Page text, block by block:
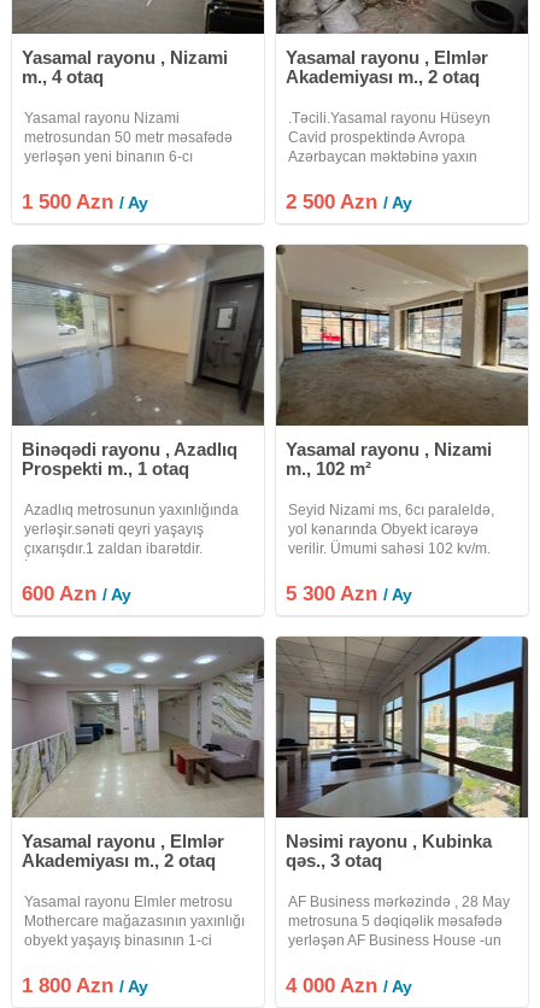
Yasamal rayonu , Nizami
m., 4 otaq
Yasamal rayonu Nizami
metrosundan 50 metr məsafədə
yerləşən yeni binanın 6-cı
istifadə olunub. 3 otaq, 1 mətbəx,
2 sanitar qovşaqdan ibarətdir.istilik
1 500 Azn/ Ay
Yasamal rayonu , Elmlər
Akademiyası m., 2 otaq
.Təcili.Yasamal rayonu Hüseyn
Cavid prospektində Avropa
Azərbaycan məktəbinə yaxın
yaxınlığında 5\1-ci mərtəbəsində 2
otağlı ümumi sahəsi 65 kv olan
2 500 Azn/ Ay
Binəqədi rayonu , Azadlıq
Prospekti m., 1 otaq
Azadlıq metrosunun yaxınlığında
yerləşir.sənəti qeyri yaşayış
çıxarışdır.1 zaldan ibarətdir.
vardır.döşəmə metlaxdır.obyektin
içərisində 2 ədəd kanazasiya su
600 Azn/ Ay
Yasamal rayonu , Nizami
m., 102 m²
Seyid Nizami ms, 6cı paraleldə,
yol kənarında Obyekt icarəyə
verilir. Ümumi sahəsi 102 kv/m.
(podmayak). Geniş və işıqlı
planirovkası, böyük 6 vitrini və hər
5 300 Azn/ Ay
Yasamal rayonu , Elmlər
Akademiyası m., 2 otaq
Yasamal rayonu Elmler metrosu
Mothercare mağazasının yaxınlığı
obyekt yaşayış binasının 1-ci
mərtəbə 100kv zirzəmisi isə
40kvdır.obyektin sənəti qeyri
1 800 Azn/ Ay
Nəsimi rayonu , Kubinka
qəs., 3 otaq
AF Business mərkəzində , 28 May
metrosuna 5 dəqiqəlik məsafədə
yerləşən AF Business House -un
160 kv olan ofis icarəyə verilir. . Bir
çox fəaliyyət sahəsi üçün
4 000 Azn/ Ay